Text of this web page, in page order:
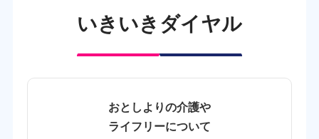
いきいきダイヤル
おとしよりの介護や
ライフリーについて